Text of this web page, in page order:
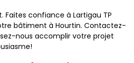
Faites confiance à Lartigau TP
bâtiment à Hourtin. Contactez-
nous accomplir votre projet